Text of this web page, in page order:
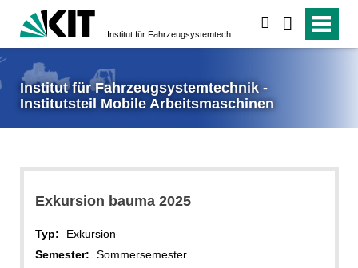
Institut für Fahrzeugsystemtechnik -
Institutsteil Mobile Arbeitsmaschinen
Exkursion bauma 2025
Typ:
Exkursion
Semester:
Sommersemester